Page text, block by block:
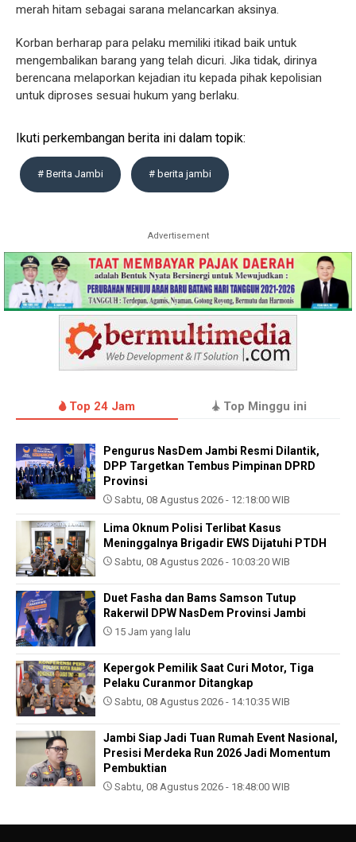
merah hitam sebagai sarana melancarkan aksinya.
Korban berharap para pelaku memiliki itikad baik untuk
mengembalikan barang yang telah dicuri. Jika tidak, dirinya
berencana melaporkan kejadian itu kepada pihak kepolisian
untuk diproses sesuai hukum yang berlaku.
Ikuti perkembangan berita ini dalam topik:
# Berita Jambi # berita jambi
Advertisement
Top 24 Jam Top Minggu ini
Pengurus NasDem Jambi Resmi Dilantik,
DPP Targetkan Tembus Pimpinan DPRD
Provinsi
Sabtu, 08 Agustus 2026 - 12:18:00 WIB
Lima Oknum Polisi Terlibat Kasus
Meninggalnya Brigadir EWS Dijatuhi PTDH
Sabtu, 08 Agustus 2026 - 10:03:20 WIB
Duet Fasha dan Bams Samson Tutup
Rakerwil DPW NasDem Provinsi Jambi
15 Jam yang lalu
Kepergok Pemilik Saat Curi Motor, Tiga
Pelaku Curanmor Ditangkap
Sabtu, 08 Agustus 2026 - 14:10:35 WIB
Jambi Siap Jadi Tuan Rumah Event Nasional,
Presisi Merdeka Run 2026 Jadi Momentum
Pembuktian
Sabtu, 08 Agustus 2026 - 18:48:00 WIB